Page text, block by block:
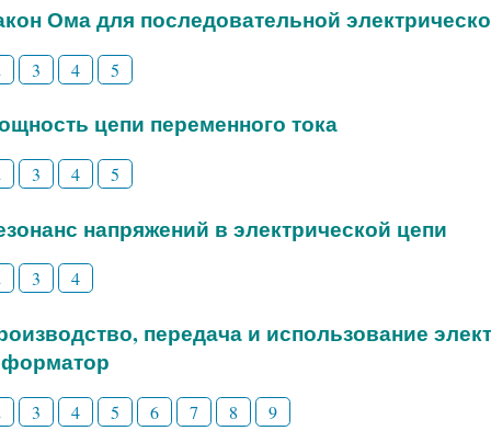
Ома для последовательной
3 4 5
цепи переменного тока
3 4 5
напряжений в электрической цепи
3 4
передача и использование
3 4 5 6 7 8 9